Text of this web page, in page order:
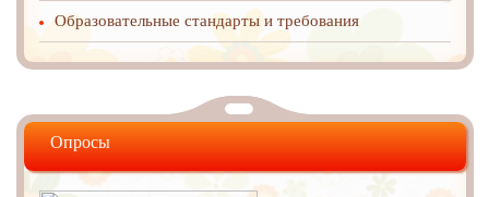
Образовательные стандарты и требования
Опросы